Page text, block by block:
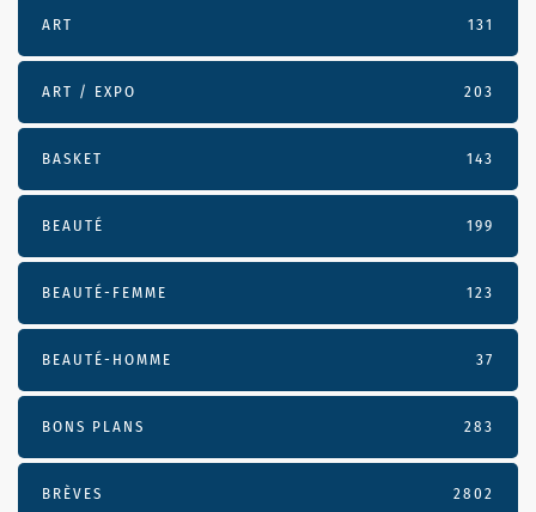
ART 131
ART / EXPO 203
BASKET 143
BEAUTÉ 199
BEAUTÉ-FEMME 123
BEAUTÉ-HOMME 37
BONS PLANS 283
BRÈVES 2802